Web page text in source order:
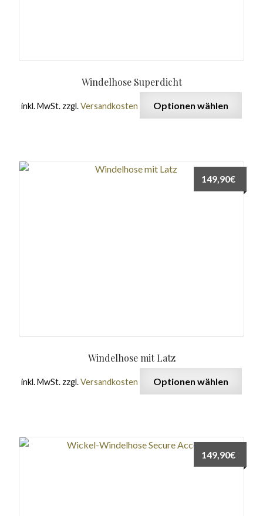
Windelhose Superdicht
inkl. MwSt. zzgl.Versandkosten Optionen wählen
Windelhose mit Latz
149,90€
inkl. MwSt. zzgl.Versandkosten Optionen wählen
149,90€